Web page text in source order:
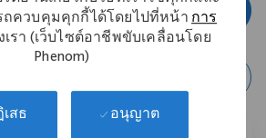
ควบคุมคุกกี้ได้โดยไปที่หน้าการ
เรา (เว็บไซต์อาชีพขับเคลื่อนโดย
Phenom)
สธ อนุญาต
สมัครตอนนี้